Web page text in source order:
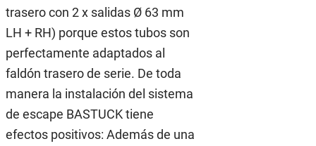
trasero con 2 x salidas Ø 63 mm
LH + RH) porque estos tubos son
perfectamente adaptados al
faldón trasero de serie. De toda
manera la instalación del sistema
de escape BASTUCK tiene
efectos positivos: Además de una